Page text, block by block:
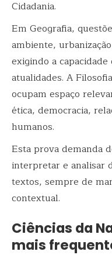
Cidadania.
Em Geografia,
ambiente,
exigindo a
atualidades. A
ocupam espaço
ética, democracia,
humanos.
Esta prova demanda
interpretar e analisar
textos, sempre de
contextual.
Ciências da
mais